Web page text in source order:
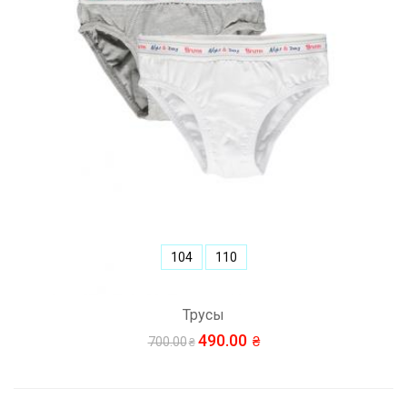
Трусы
700.00 490.00
104 110